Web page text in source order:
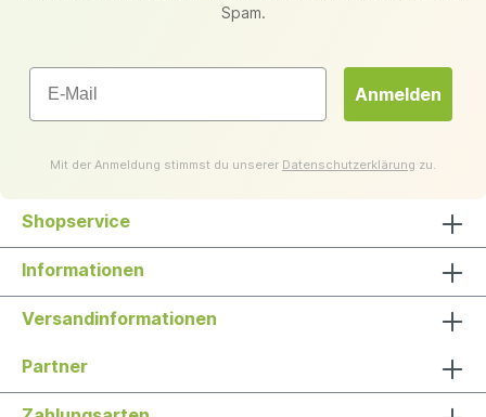
Spam.
Email
Anmelden
Mit der Anmeldung stimmst du unserer Datenschutzerklärung zu.
Shopservice
Informationen
Versandinformationen
Partner